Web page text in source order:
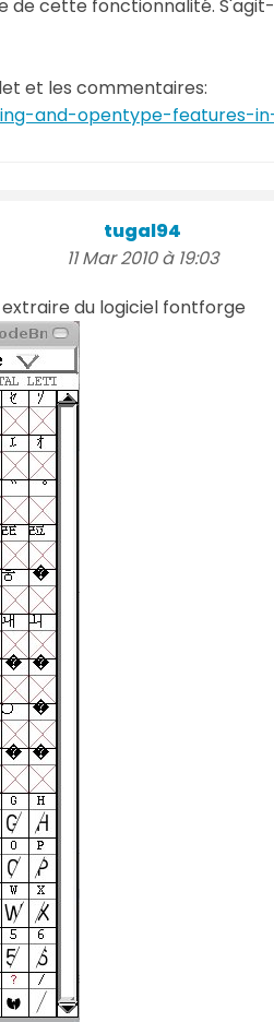
cette fonctionnalité.
et les commentaires:
and-opentype-features-
tugal94
11 Mar 2010 à 19:03
du logiciel fontforge